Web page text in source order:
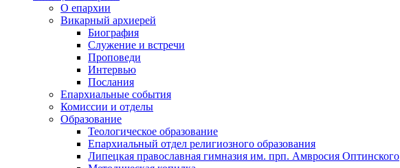
О епархии
Викарный архиерей
Биография
Служение и встречи
Проповеди
Интервью
Послания
Епархиальные события
Комиссии и отделы
Образование
Теологическое образование
Епархиальный отдел религиозного образования
Липецкая православная гимназия им. прп. Амвросия Оптинского